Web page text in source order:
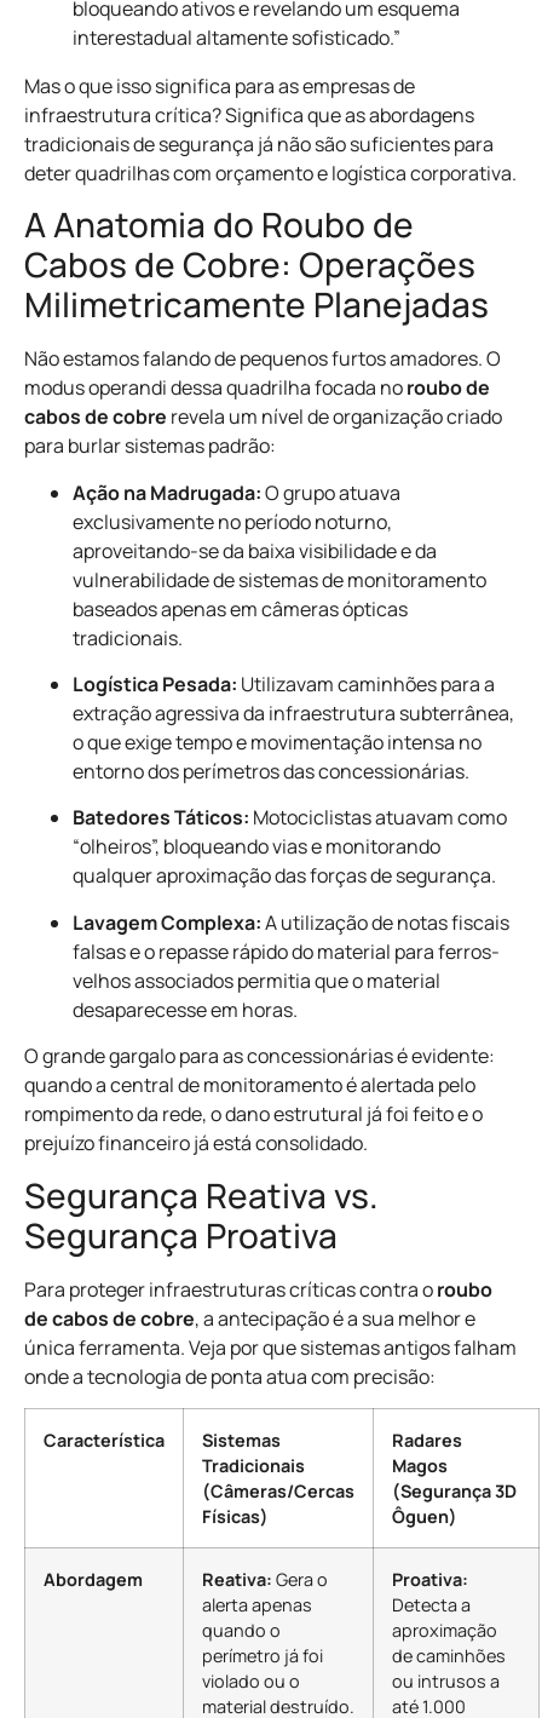
bloqueando ativos e revelando um esquema
interestadual altamente sofisticado.”
Mas o que isso significa para as empresas de
infraestrutura crítica? Significa que as abordagens
tradicionais de segurança já não são suficientes para
deter quadrilhas com orçamento e logística corporativa.
A Anatomia do Roubo de
Cabos de Cobre: Operações
Milimetricamente Planejadas
Não estamos falando de pequenos furtos amadores. O
modus operandi dessa quadrilha focada noroubo de
cabos de cobre revela um nível de organização criado
para burlar sistemas padrão:
Ação na Madrugada:O grupo atuava
exclusivamente no período noturno,
aproveitando-se da baixa visibilidade e da
vulnerabilidade de sistemas de monitoramento
baseados apenas em câmeras ópticas
tradicionais.
Logística Pesada: Utilizavam caminhões para a
extração agressiva da infraestrutura subterrânea,
o que exige tempo e movimentação intensa no
entorno dos perímetros das concessionárias.
Batedores Táticos: Motociclistas atuavam como
“olheiros”, bloqueando vias e monitorando
qualquer aproximação das forças de segurança.
Lavagem Complexa:A utilização de notas fiscais
falsas e o repasse rápido do material para ferros-
velhos associados permitia que o material
desaparecesse em horas.
O grande gargalo para as concessionárias é evidente:
quando a central de monitoramento é alertada pelo
rompimento da rede, o dano estrutural já foi feito e o
prejuízo financeiro já está consolidado.
Segurança Reativa vs.
Segurança Proativa
Para proteger infraestruturas críticas contra oroubo
de cabos de cobre, a antecipação é a sua melhor e
única ferramenta. Veja por que sistemas antigos falham
onde a tecnologia de ponta atua com precisão:
Característica
Sistemas
Tradicionais
(Câmeras/Cercas
Físicas)
Radares
Magos
(Segurança 3D
Ôguen)
Abordagem Reativa: Gera o
alerta apenas
quando o
perímetro já foi
violado ou o
material destruído.
Proativa:
Detecta a
aproximação
de caminhões
ou intrusos a
até 1.000